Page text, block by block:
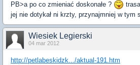
PB>a po co zmieniać doskonałe ?
jej nie dotykał ni krzty, przynajmniej w tym
Wiesiek Legierski
04 mar 2012
http://petlabeskidzk.../aktual-191.htm